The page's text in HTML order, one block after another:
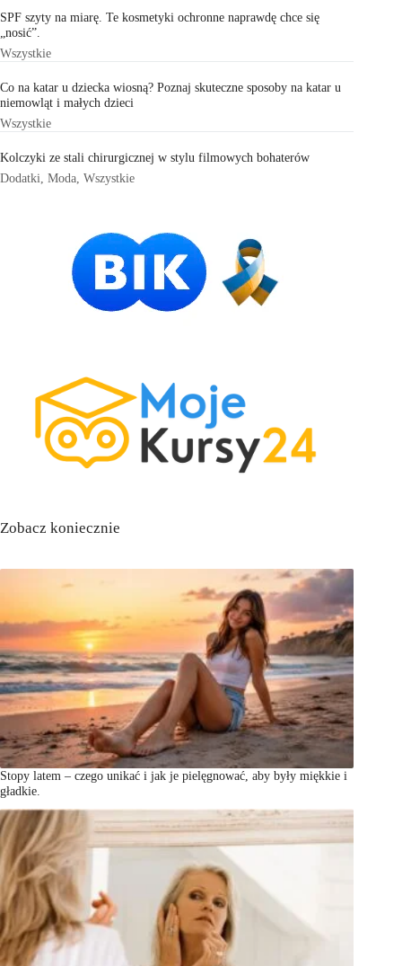
SPF szyty na miarę. Te kosmetyki ochronne naprawdę chce się
„nosić”.
Wszystkie
Co na katar u dziecka wiosną? Poznaj skuteczne sposoby na katar u
niemowląt i małych dzieci
Wszystkie
Kolczyki ze stali chirurgicznej w stylu filmowych bohaterów
Dodatki Moda Wszystkie
Zobacz koniecznie
Stopy latem – czego unikać i jak je pielęgnować, aby były miękkie i
gładkie.